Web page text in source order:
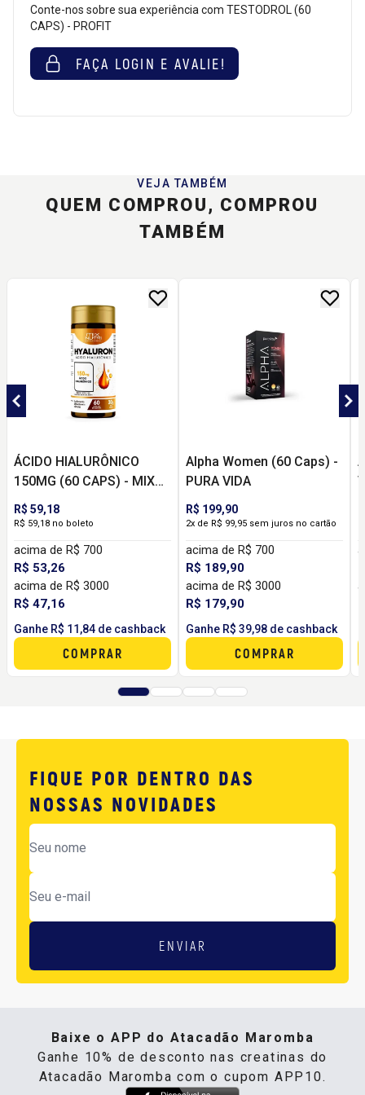
Conte-nos sobre sua experiência com TESTODROL (60
CAPS) - PROFIT
FAÇA LOGIN E AVALIE!
VEJA TAMBÉM
QUEM COMPROU, COMPROU
TAMBÉM
ÁCIDO HIALURÔNICO
150MG (60 CAPS) - MIX
NUTRI
R$ 59,18
R$ 59,18 no boleto
acima de R$ 700
R$ 53,26
acima de R$ 3000
R$ 47,16
Ganhe R$ 11,84 de cashback
COMPRAR
Alpha Women (60 Caps) -
PURA VIDA
R$ 199,90
2x de R$ 99,95 sem juros no cartão
acima de R$ 700
R$ 189,90
acima de R$ 3000
R$ 179,90
Ganhe R$ 39,98 de cashback
COMPRAR
FIQUE POR DENTRO DAS
NOSSAS NOVIDADES
ENVIAR
Baixe o APP do Atacadão Maromba
Ganhe 10% de desconto nas creatinas do
Atacadão Maromba com o cupom APP10.